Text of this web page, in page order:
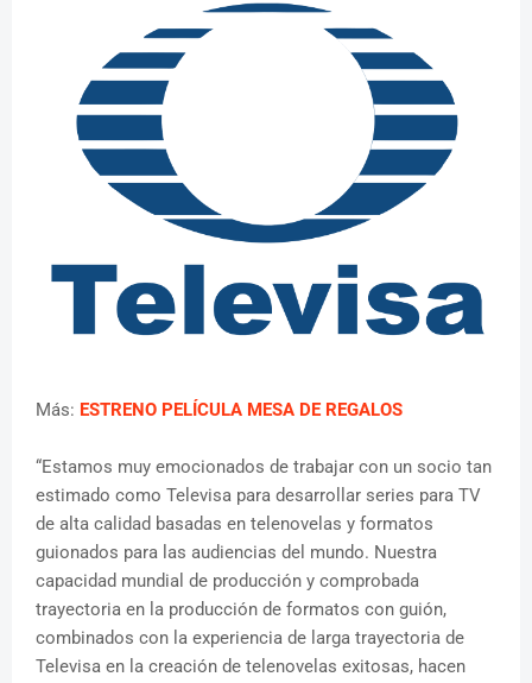
Más: ESTRENO PELÍCULA MESA DE REGALOS
“Estamos muy emocionados de trabajar con un socio tan
estimado como Televisa para desarrollar series para TV
de alta calidad basadas en telenovelas y formatos
guionados para las audiencias del mundo. Nuestra
capacidad mundial de producción y comprobada
trayectoria en la producción de formatos con guión,
combinados con la experiencia de larga trayectoria de
Televisa en la creación de telenovelas exitosas, hacen